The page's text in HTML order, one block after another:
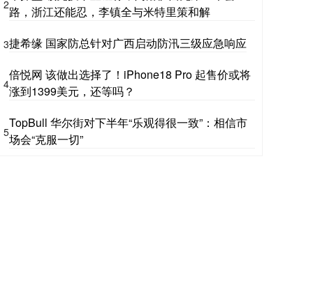
2路，浙江还能忍，李镇全与米特里策和解
3捷希缘 国家防总针对广西启动防汛三级应急响应
4
倍悦网 该做出选择了！iPhone18 Pro 起售价或将
涨到1399美元，还等吗？
5
TopBull 华尔街对下半年“乐观得很一致”：相信市
场会“克服一切”